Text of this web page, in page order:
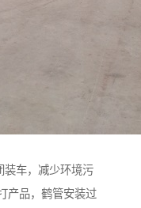
装车，减少环境污
产品，鹤管安装过